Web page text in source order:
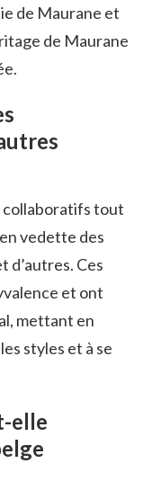
de Maurane et
de Maurane
collaboratifs tout
vedette des
d’autres. Ces
et ont
mettant en
styles et à se
elle